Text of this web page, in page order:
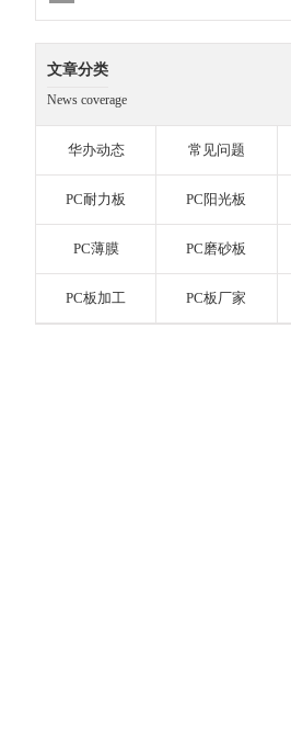
文章分类
News coverage
华办动态 常见问题
PC耐力板 PC阳光板
PC薄膜 PC磨砂板
PC板加工 PC板厂家